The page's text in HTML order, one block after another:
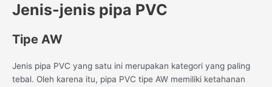
Jenis-jenis pipa PVC
Tipe AW
Jenis pipa PVC yang satu ini merupakan kategori yang paling
tebal. Oleh karena itu, pipa PVC tipe AW memiliki ketahanan